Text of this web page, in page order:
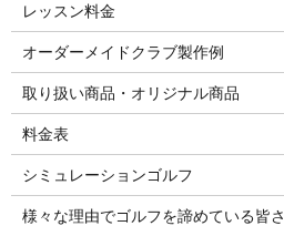
レッスン料金
オーダーメイドクラブ製作例
取り扱い商品・オリジナル商品
料金表
シミュレーションゴルフ
様々な理由でゴルフを諦めている皆